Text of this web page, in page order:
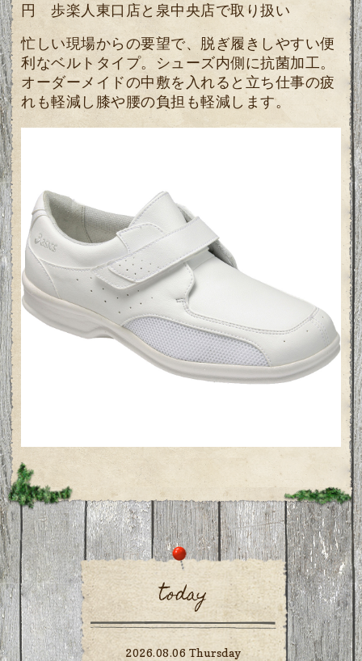
円 歩楽人東口店と泉中央店で取り扱い
忙しい現場からの要望で、脱ぎ履きしやすい便
利なベルトタイプ。シューズ内側に抗菌加工。
オーダーメイドの中敷を入れると立ち仕事の疲
れも軽減し膝や腰の負担も軽減します。
today
2026.08.06 Thursday